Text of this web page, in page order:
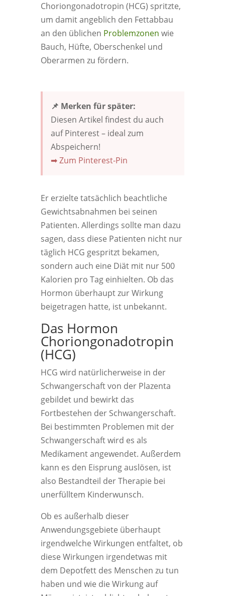
Choriongonadotropin (HCG) spritzte,
um damit angeblich den Fettabbau
an den üblichen Problemzonen wie
Bauch, Hüfte, Oberschenkel und
Oberarmen zu fördern.
📌 Merken für später:
Diesen Artikel findest du auch
auf Pinterest – ideal zum
Abspeichern!
➡ Zum Pinterest-Pin
Er erzielte tatsächlich beachtliche
Gewichtsabnahmen bei seinen
Patienten. Allerdings sollte man dazu
sagen, dass diese Patienten nicht nur
täglich HCG gespritzt bekamen,
sondern auch eine Diät mit nur 500
Kalorien pro Tag einhielten. Ob das
Hormon überhaupt zur Wirkung
beigetragen hatte, ist unbekannt.
Das Hormon
Choriongonadotropin
(HCG)
HCG wird natürlicherweise in der
Schwangerschaft von der Plazenta
gebildet und bewirkt das
Fortbestehen der Schwangerschaft.
Bei bestimmten Problemen mit der
Schwangerschaft wird es als
Medikament angewendet. Außerdem
kann es den Eisprung auslösen, ist
also Bestandteil der Therapie bei
unerfülltem Kinderwunsch.
Ob es außerhalb dieser
Anwendungsgebiete überhaupt
irgendwelche Wirkungen entfaltet, ob
diese Wirkungen irgendetwas mit
dem Depotfett des Menschen zu tun
haben und wie die Wirkung auf